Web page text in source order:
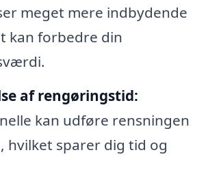
meget mere indbydende
kan forbedre din
af rengøringstid:
kan udføre rensningen
hvilket sparer dig tid og